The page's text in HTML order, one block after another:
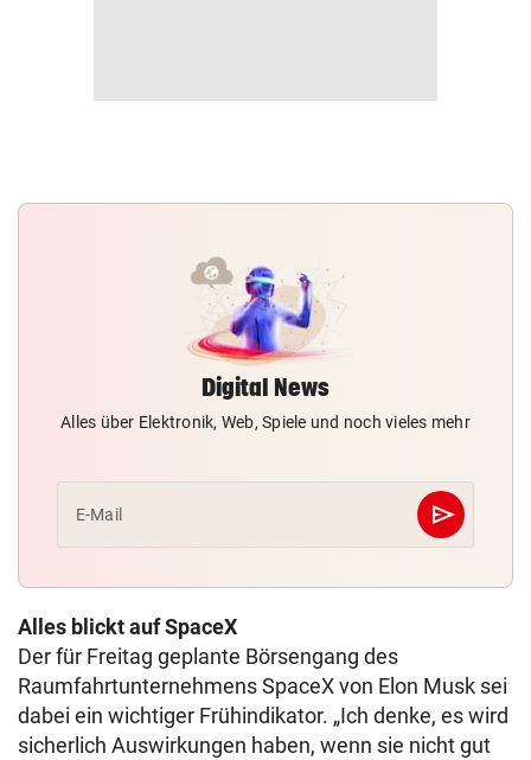
Digital News
Alles über Elektronik, Web, Spiele und noch vieles mehr
E-Mail send
Abschicken
Alles blickt auf SpaceX
Der für Freitag geplante Börsengang des
Raumfahrtunternehmens SpaceX von Elon Musk sei
dabei ein wichtiger Frühindikator. „Ich denke, es wird
sicherlich Auswirkungen haben, wenn sie nicht gut